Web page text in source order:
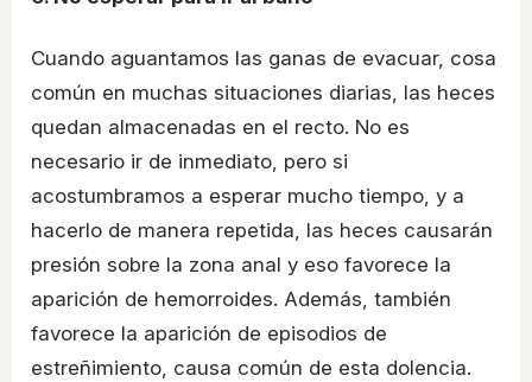
Cuando aguantamos las ganas de evacuar, cosa
común en muchas situaciones diarias, las heces
quedan almacenadas en el recto. No es
necesario ir de inmediato, pero si
acostumbramos a esperar mucho tiempo, y a
hacerlo de manera repetida, las heces causarán
presión sobre la zona anal y eso favorece la
aparición de hemorroides. Además, también
favorece la aparición de episodios de
estreñimiento, causa común de esta dolencia.